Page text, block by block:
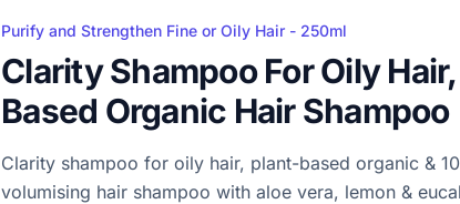
Purify and Strengthen Fine or Oily Hair - 250ml
Clarity Shampoo For Oily
Based Organic Hair Shampoo
Clarity shampoo for oily hair, plant-based organic &
volumising hair shampoo with aloe vera, lemon &